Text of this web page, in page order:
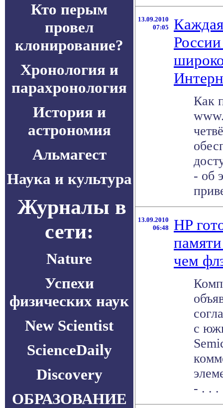
Кто перым
провел
клонирование?
Хронология и
парахронология
История и
астрономия
Альмагест
Наука и культура
Журналы в
сети:
Nature
Успехи
физических наук
New Scientist
ScienceDaily
Discovery
ОБРАЗОВАНИЕ
13.09.2010
07:05
Как
- об
13.09.2010
06:48
HP
чем
с
- . . .